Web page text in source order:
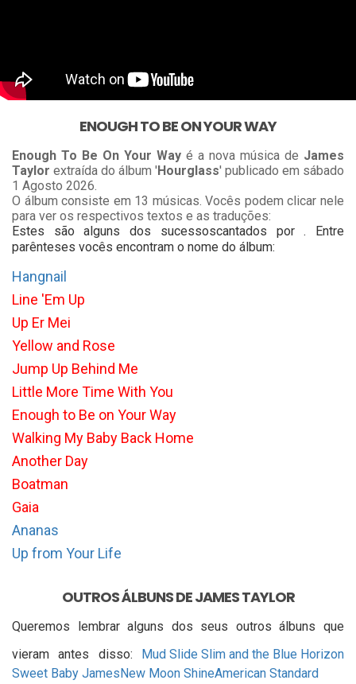
ENOUGH TO BE ON YOUR WAY
Enough To Be On Your Way é a nova música de James
Taylor extraída do álbum 'Hourglass' publicado em sábado
1 Agosto 2026.
O álbum consiste em 13 músicas. Vocês podem clicar nele
para ver os respectivos textos e as traduções:
Estes são alguns dos sucessoscantados por . Entre
parênteses vocês encontram o nome do álbum:
Hangnail
Line 'Em Up
Up Er Mei
Yellow and Rose
Jump Up Behind Me
Little More Time With You
Enough to Be on Your Way
Walking My Baby Back Home
Another Day
Boatman
Gaia
Ananas
Up from Your Life
OUTROS ÁLBUNS DE JAMES TAYLOR
Queremos lembrar alguns dos seus outros álbuns que
vieram antes disso: Mud Slide Slim and the Blue Horizon
Sweet Baby JamesNew Moon ShineAmerican Standard